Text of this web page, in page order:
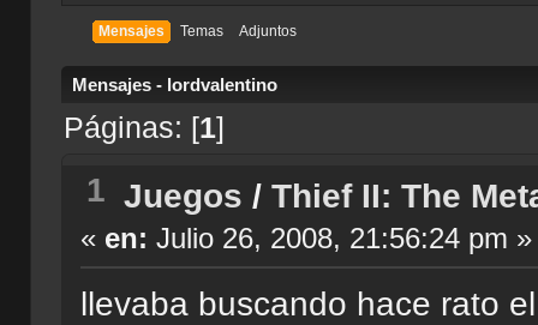
Mensajes Temas Adjuntos
Mensajes - lordvalentino
Páginas: [1]
1 Juegos / Thief II: The
« en: Julio 26, 2008, 21:56:24 pm »
llevaba buscando hace rato